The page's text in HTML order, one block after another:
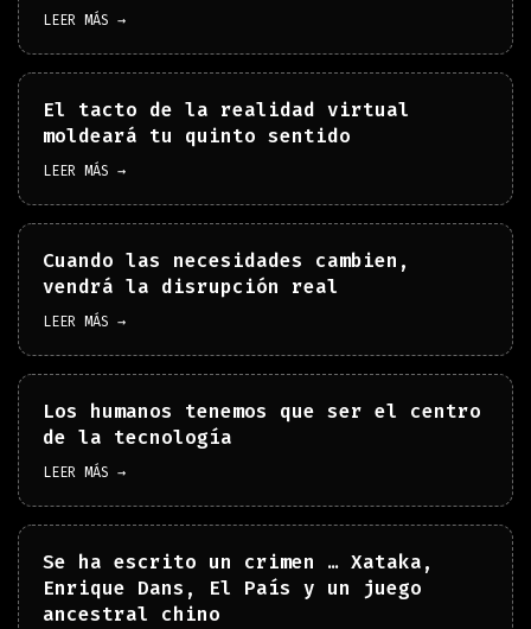
LEER MÁS →
El tacto de la realidad virtual
moldeará tu quinto sentido
LEER MÁS →
Cuando las necesidades cambien,
vendrá la disrupción real
LEER MÁS →
Los humanos tenemos que ser el centro
de la tecnología
LEER MÁS →
Se ha escrito un crimen … Xataka,
Enrique Dans, El País y un juego
ancestral chino